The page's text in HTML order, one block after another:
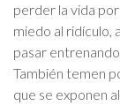
perder la vida
miedo al ridículo,
pasar
También temen
que se exponen